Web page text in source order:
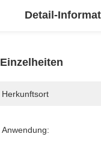
Detail-
Einzelheiten
Herkunftsort
Anwendung: